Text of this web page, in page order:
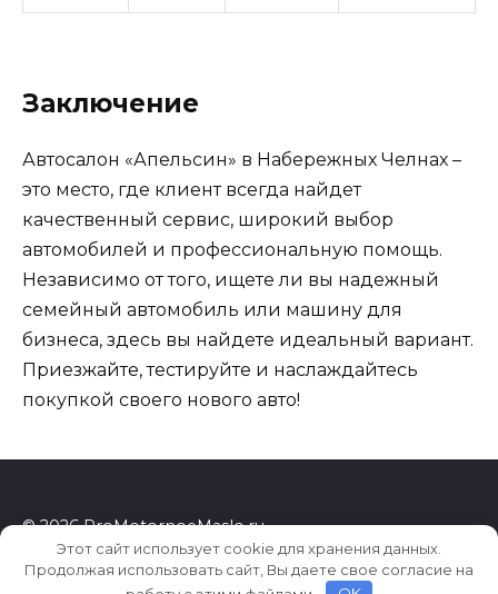
Заключение
Автосалон «Апельсин» в Набережных Челнах –
это место, где клиент всегда найдет
качественный сервис, широкий выбор
автомобилей и профессиональную помощь.
Независимо от того, ищете ли вы надежный
семейный автомобиль или машину для
бизнеса, здесь вы найдете идеальный вариант.
Приезжайте, тестируйте и наслаждайтесь
покупкой своего нового авто!
© 2026 ProMotornoeMaslo.ru
Этот сайт использует cookie для хранения данных.
Продолжая использовать сайт, Вы даете свое согласие на